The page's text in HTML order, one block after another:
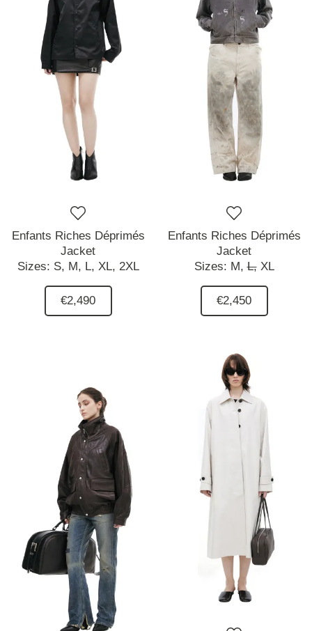
Enfants Riches Déprimés
Jacket
Sizes: S, M, L, XL, 2XL
€2,490
Enfants Riches Déprimés
Jacket
Sizes: M, L, XL
€2,450